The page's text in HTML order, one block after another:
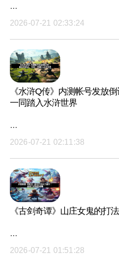
···
2026-07-21 02:33:24
《水浒Q传》内测帐号发放
一同踏入水浒世界
···
2026-07-21 02:11:38
《古剑奇谭》山庄女鬼的打
···
2026-07-21 01:51:28